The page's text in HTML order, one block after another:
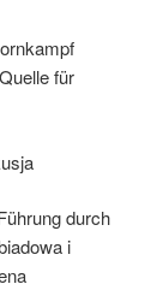
für
durch
i